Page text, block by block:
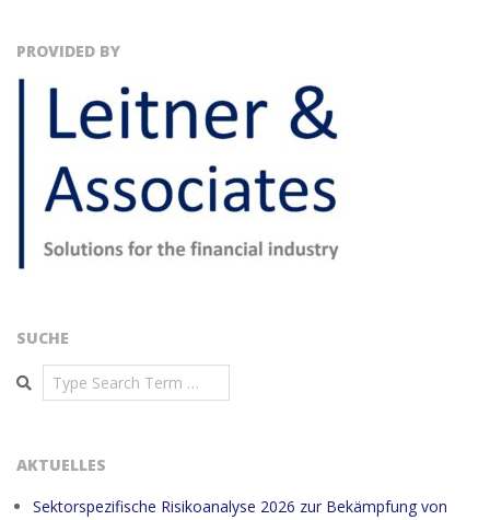
PROVIDED BY
SUCHE
Search
AKTUELLES
Sektorspezifische Risikoanalyse 2026 zur Bekämpfung von